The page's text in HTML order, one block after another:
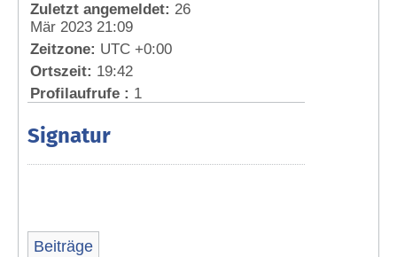
Zuletzt angemeldet: 26
Mär 2023 21:09
Zeitzone: UTC +0:00
Ortszeit: 19:42
Profilaufrufe : 1
Signatur
Beiträge